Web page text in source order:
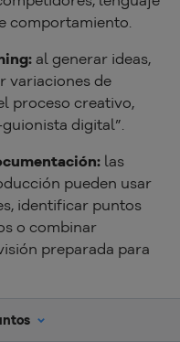
comportamiento.
al generar ideas,
variaciones de
proceso creativo,
digital”.
las
pueden usar
identificar puntos
o combinar
preparada para
herramienta), Grok